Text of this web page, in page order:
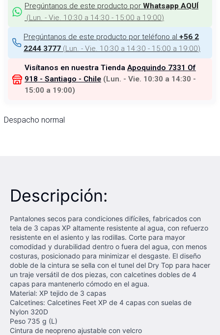
Pregúntanos de este producto por Whatsapp AQUÍ
(Lun. - Vie. 10:30 a 14:30 - 15:00 a 19:00)
Pregúntanos de este producto por teléfono al +56 2
2244 3777 (Lun. - Vie. 10:30 a 14:30 - 15:00 a 19:00)
Visítanos en nuestra Tienda Apoquindo 7331 Of
918 - Santiago - Chile (Lun. - Vie. 10:30 a 14:30 -
15:00 a 19:00)
Despacho normal
Descripción:
Pantalones secos para condiciones difíciles, fabricados con
tela de 3 capas XP altamente resistente al agua, con refuerzo
resistente en el asiento y las rodillas. Corte para mayor
comodidad y durabilidad dentro o fuera del agua, con menos
costuras, posicionado para minimizar el desgaste. El diseño
doble de la cintura se sella con el tunel del Dry Top para hacer
un traje versátil de dos piezas, con calcetines dobles de 4
capas para mantenerlo cómodo en el agua.
Material: XP tejido de 3 capas
Calcetines: Calcetines Feet XP de 4 capas con suelas de
Nylon 320D
Peso 735 g (L)
Cintura de neopreno ajustable con velcro